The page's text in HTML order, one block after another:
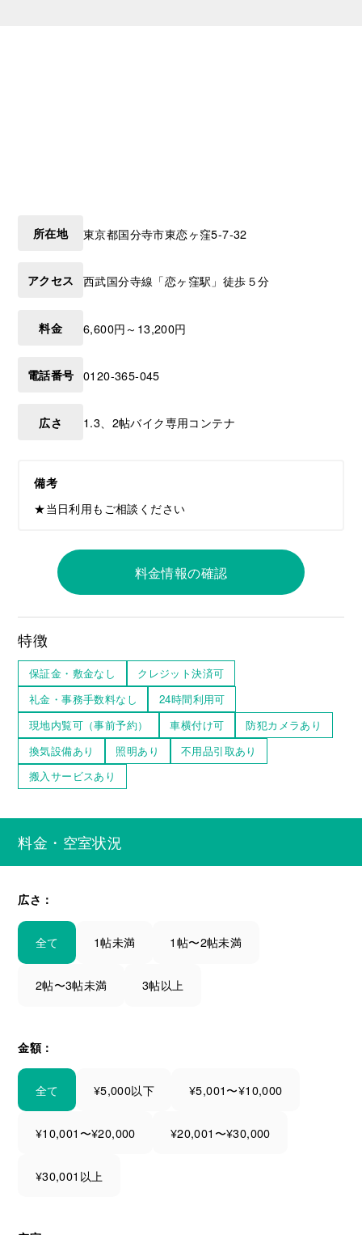
所在地 東京都国分寺市東恋ヶ窪5-7-32
アクセス 西武国分寺線「恋ヶ窪駅」徒歩５分
料金 6,600円～13,200円
電話番号 0120-365-045
広さ 1.3、2帖バイク専用コンテナ
備考
★当日利用もご相談ください
料金情報の確認
特徴
保証金・敷金なし
クレジット決済可
礼金・事務手数料なし
24時間利用可
現地内覧可（事前予約）
車横付け可
防犯カメラあり
換気設備あり
照明あり
不用品引取あり
搬入サービスあり
料金・空室状況
広さ：
全て 1帖未満 1帖〜2帖未満
2帖〜3帖未満 3帖以上
金額：
全て ¥5,000以下 ¥5,001〜¥10,000
¥10,001〜¥20,000 ¥20,001〜¥30,000
¥30,001以上